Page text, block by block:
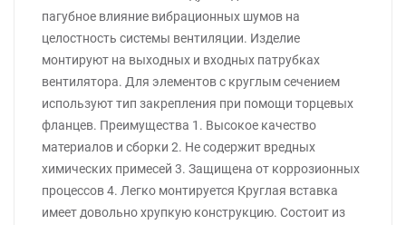
пагубное влияние вибрационных шумов на
целостность системы вентиляции. Изделие
монтируют на выходных и входных патрубках
вентилятора. Для элементов с круглым сечением
используют тип закрепления при помощи торцевых
фланцев. Преимущества 1. Высокое качество
материалов и сборки 2. Не содержит вредных
химических примесей 3. Защищена от коррозионных
процессов 4. Легко монтируется Круглая вставка
имеет довольно хрупкую конструкцию. Состоит из